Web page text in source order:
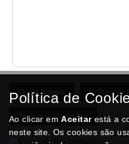
Quem Somos Politica de
Termos e Condições
Política de
Ao clicar emAceitarestá a
neste site. Os cookies são